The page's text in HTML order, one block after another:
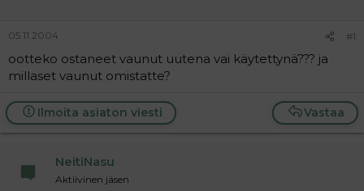
t
u
n
l
o
i
t
a
n
e
s
t
05.11.2004 #1
ootteko ostaneet vaunut uutena vai käytettynä??? ja
millaset vaunut omistatte?
Vastaa
Ilmoita asiaton viesti
NeitiNasu
Aktiivinen jäsen